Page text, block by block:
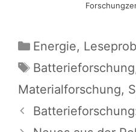
Kategorien
Energie,
Schlagwörter
Batterieforschung
Materialforschung,